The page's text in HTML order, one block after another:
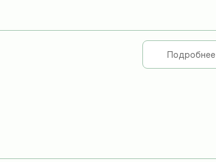
Подробнее